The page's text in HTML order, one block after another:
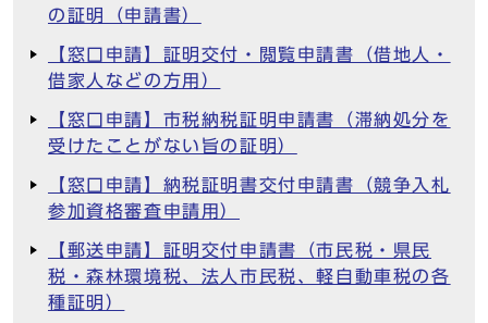
の証明（申請書）
【窓口申請】証明交付・閲覧申請書（借地人・
借家人などの方用）
【窓口申請】市税納税証明申請書（滞納処分を
受けたことがない旨の証明）
【窓口申請】納税証明書交付申請書（競争入札
参加資格審査申請用）
【郵送申請】証明交付申請書（市民税・県民
税・森林環境税、法人市民税、軽自動車税の各
種証明）